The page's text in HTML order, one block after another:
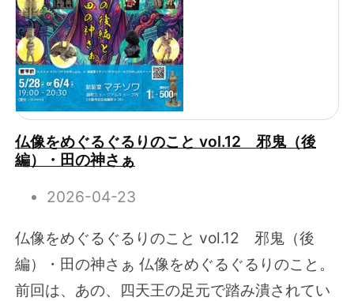
仏像をめぐるぐるりのこと vol.12 邪鬼（後
編）・田の神さぁ
2026-04-23
仏像をめぐるぐるりのこと vol.12 邪鬼（後
編）・田の神さぁ 仏像をめぐるぐるりのこと。
前回は、あの、四天王の足元で踏み潰されてい